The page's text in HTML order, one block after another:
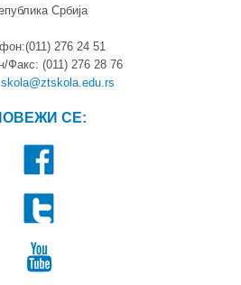
Србија
276 24 51
Факс: (011) 276 28 76
skola@ztskola.edu.rs
СЕ: